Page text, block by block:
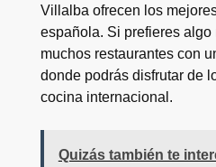
Villalba ofrecen los
española. Si prefieres algo
muchos restaurantes con
donde podrás disfrutar de
cocina internacional.
Quizás también te